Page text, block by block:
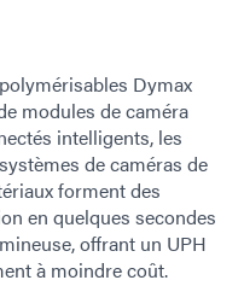
Dymax
modules de caméra
intelligents, les
de caméras de
forment des
en quelques secondes
offrant un UPH
à moindre coût.